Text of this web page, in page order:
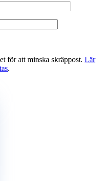
för att minska skräppost. Lär
.